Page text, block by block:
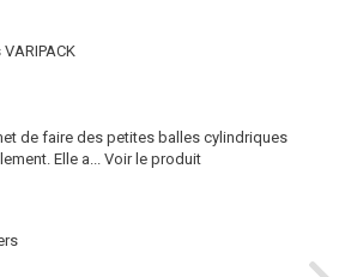
de faire des petites balles cylindriques
Elle a...
Voir le produit